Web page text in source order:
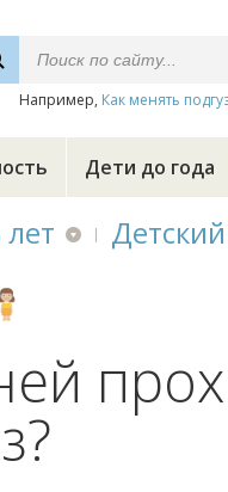
Например, Как менять
Дети до года